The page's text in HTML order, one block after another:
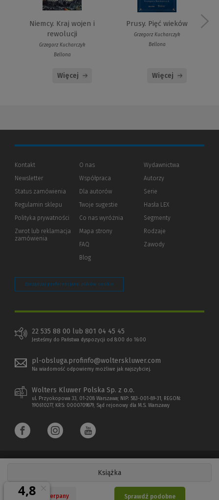
Książka
Nakład wyczerpany Sprawdź podobne
Niemcy. Kraj wojen i
rewolucji
Grzegorz Kucharczyk
Bellona
Więcej
Prusy. Pięć wieków
Grzegorz Kucharczyk
Bellona
Więcej
Kontakt
Newsletter
Status zamówienia
Regulamin sklepu
Polityka prywatności (Nowe
(Link
innej
Zwrot lub reklamacja
zamówienia
O nas
Współpraca
Dla autorów(Nowe
(Link
innej
strony)
Twoje sugestie
Co nas wyróżnia
Mapa strony
FAQ
Blog
Wydawnictwa
Autorzy
Serie
Hasła LEX
Segmenty
Rodzaje
Zawody
Zarządzaj preferencjami plików cookie
22 535 88 00 lub 801 04 45 45
Jesteśmy do Państwa dyspozycji od 8:00 do 16:00
pl-obsluga.profinfo@wolterskluwer.com
Na wiadomość odpowiemy możliwe jak najszybciej.
Wolters Kluwer Polska Sp. z o.o.
ul. Przyokopowa 33, 01-208 Warszawa; NIP: 583-001-89-31, REGON:
190610277, KRS: 0000709879, Sąd rejonowy dla M.S. Warszawy
Copyright 1997 - 2026 Wolters Kluwer Polska Sp. z o.o.